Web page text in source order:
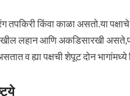
रंग तपकिरी किंवा काळा असतो.या
लहान आणि अकडिसारखी
व ह्या पक्षची शेपूट दोन